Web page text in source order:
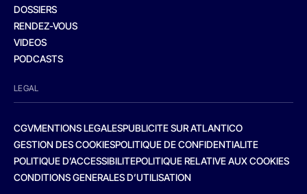
DOSSIERS
RENDEZ-VOUS
VIDEOS
PODCASTS
LEGAL
CGVMENTIONS LEGALESPUBLICITE SUR ATLANTICO
GESTION DES COOKIESPOLITIQUE DE CONFIDENTIALITE
POLITIQUE D’ACCESSIBILITEPOLITIQUE RELATIVE AUX COOKIES
CONDITIONS GENERALES D’UTILISATION